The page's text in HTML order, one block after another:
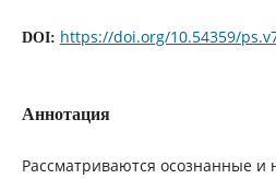
DOI: https://doi.org/10.54359/
Аннотация
Рассматриваются осознанные и